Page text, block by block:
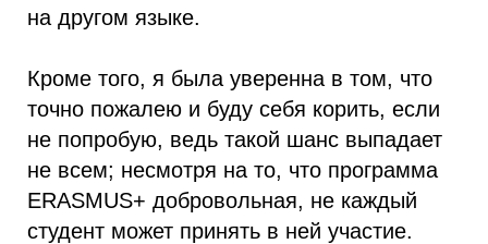
на другом языке.
Кроме того, я была уверенна в том, что
точно пожалею и буду себя корить, если
не попробую, ведь такой шанс выпадает
не всем; несмотря на то, что программа
ERASMUS+ добровольная, не каждый
студент может принять в ней участие.